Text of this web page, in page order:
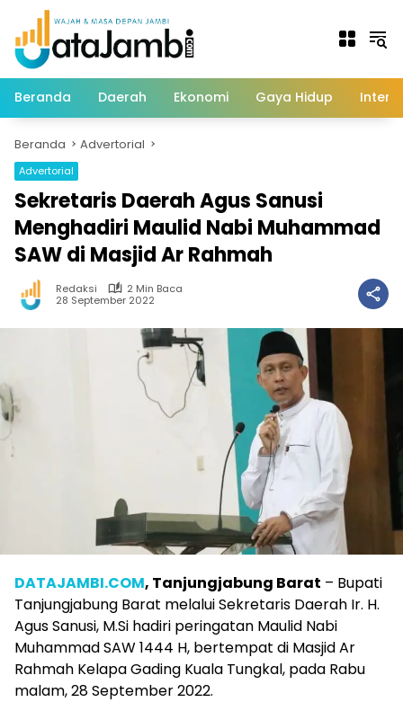
Langsung
konten
Beranda Daerah Ekonomi Gaya Hidup
Beranda Advertorial
Advertorial
Sekretaris Daerah Agus Sanusi
Menghadiri Maulid Nabi Muhammad
SAW di Masjid Ar Rahmah
Redaksi
2 Min Baca
28 September 2022
DATAJAMBI.COM, Tanjungjabung Barat – Bupati
Tanjungjabung Barat melalui Sekretaris Daerah Ir. H.
Agus Sanusi, M.Si hadiri peringatan Maulid Nabi
Muhammad SAW 1444 H, bertempat di Masjid Ar
Rahmah Kelapa Gading Kuala Tungkal, pada Rabu
malam, 28 September 2022.